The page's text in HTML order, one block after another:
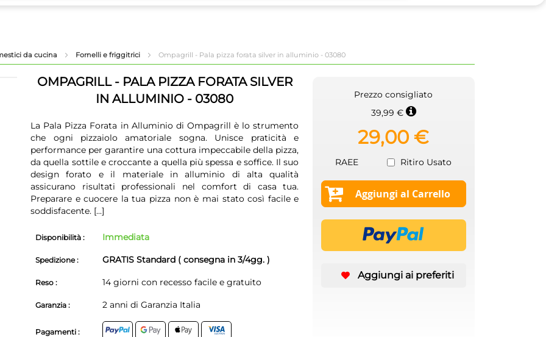
da cucina Fornelli e friggitrici Ompagrill - Pala pizza forata silver in alluminio - 03080
OMPAGRILL - PALA PIZZA FORATA SILVER
IN ALLUMINIO - 03080
La Pala Pizza Forata in Alluminio di Ompagrill è lo strumento
che ogni pizzaiolo amatoriale sogna. Unisce praticità e
performance per garantire una cottura impeccabile della pizza,
da quella sottile e croccante a quella più spessa e soffice. Il suo
design forato e il materiale in alluminio di alta qualità
assicurano risultati professionali nel comfort di casa tua.
Preparare e cuocere la tua pizza non è mai stato così facile e
soddisfacente. [...]
Disponibilità : Immediata
Spedizione : GRATIS Standard ( consegna in 3/4gg. )
Reso : 14 giorni con recesso facile e gratuito
Garanzia : 2 anni di Garanzia Italia
Pagamenti :
Prezzo consigliato
39,99 €
29,00 €
RAEE Ritiro Usato
Aggiungi al Carrello
Aggiungi ai preferiti